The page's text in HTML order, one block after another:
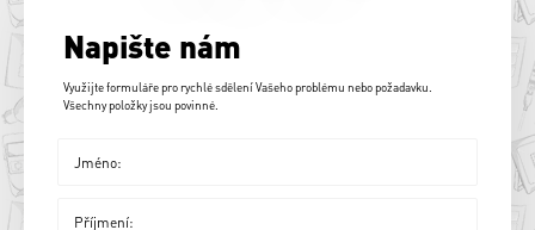
Napište nám
Využijte formuláře pro rychlé sdělení Vašeho problému nebo požadavku.
Všechny položky jsou povinné.